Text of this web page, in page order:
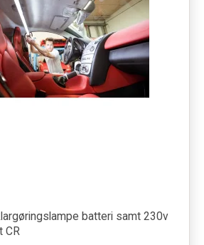
batteri samt 230v
CR